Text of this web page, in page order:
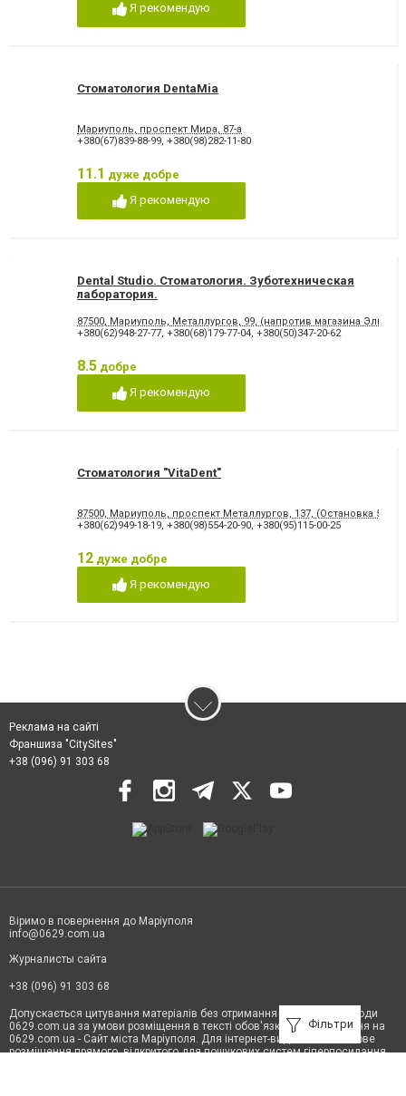
Я рекомендую
Стоматология DentaMia
Мариуполь, проспект Мира, 87-а
+380(67)839-88-99, +380(98)282-11-80
11.1 дуже добре
Я рекомендую
Dental Studio. Cтоматология. Зуботехническая
лаборатория.
87500, Мариуполь, Металлургов, 99, (напротив магазина
+380(62)948-27-77, +380(68)179-77-04, +380(50)347-20-62
8.5 добре
Я рекомендую
Стоматология "VitaDent"
87500, Мариуполь, проспект Металлургов, 137, (Остановка 5-
+380(62)949-18-19, +380(98)554-20-90, +380(95)115-00-25
12 дуже добре
Я рекомендую
Фільтри
Реклама на сайті
Франшиза "CitySites"
+38 (096) 91 303 68
Віримо в повернення до Маріуполя
info@0629.com.ua
Журналисты сайта
+38 (096) 91 303 68
Допускається цитування матеріалів без отримання попередньої згоди
0629.com.ua за умови розміщення в тексті обов'язкового посилання на
0629.com.ua - Сайт міста Маріуполя. Для інтернет-видань обов'язкове
розміщення прямого, відкритого для пошукових систем гіперпосилання